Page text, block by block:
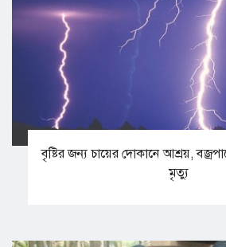
বৃষ্টির জন্য চায়ের দোকানে আশ্রয়,
মৃত্যু